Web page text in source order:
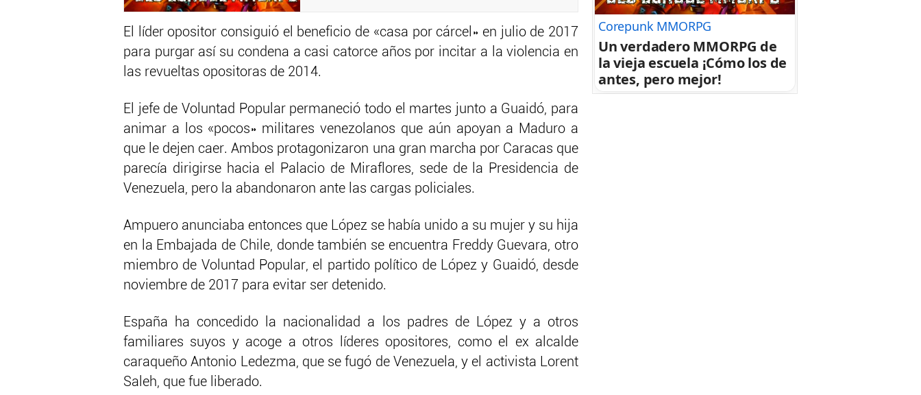
El líder opositor consiguió el beneficio de «casa por cárcel» en julio de 2017
para purgar así su condena a casi catorce años por incitar a la violencia en
las revueltas opositoras de 2014.
El jefe de Voluntad Popular permaneció todo el martes junto a Guaidó, para
animar a los «pocos» militares venezolanos que aún apoyan a Maduro a
que le dejen caer. Ambos protagonizaron una gran marcha por Caracas que
parecía dirigirse hacia el Palacio de Miraflores, sede de la Presidencia de
Venezuela, pero la abandonaron ante las cargas policiales.
Ampuero anunciaba entonces que López se había unido a su mujer y su hija
en la Embajada de Chile, donde también se encuentra Freddy Guevara, otro
miembro de Voluntad Popular, el partido político de López y Guaidó, desde
noviembre de 2017 para evitar ser detenido.
España ha concedido la nacionalidad a los padres de López y a otros
familiares suyos y acoge a otros líderes opositores, como el ex alcalde
caraqueño Antonio Ledezma, que se fugó de Venezuela, y el activista Lorent
Saleh, que fue liberado.
Corepunk MMORPG
Un verdadero MMORPG de
la vieja escuela ¡Cómo los de
antes, pero mejor!